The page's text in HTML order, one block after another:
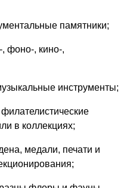
памятники;
фоно-, кино-,
инструменты;
в коллекциях;
медали, печати и